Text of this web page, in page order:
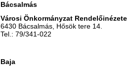
Bácsalmás
Városi Önkormányzat Rendelőinézete
6430 Bácsalmás, Hősök tere 14.
Tel.: 79/341-022
Baja